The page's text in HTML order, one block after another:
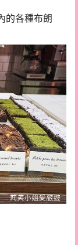
的各種布朗